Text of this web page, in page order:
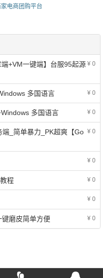
电商团购平台
¥ 0
+VM一键端】台服95起源
¥ 0
多国语言
¥ 0
多国语言
¥ 0
_简单暴力_PK超爽【Go
¥ 0
¥ 0
程
¥ 0
¥ 0
磨皮简单方便